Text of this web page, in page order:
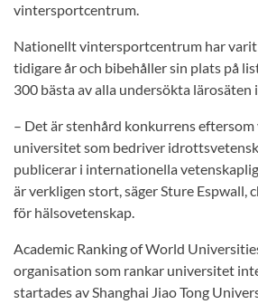
vintersportcentrum.
Nationellt vintersportcentrum har varit
tidigare år och bibehåller sin plats på
300 bästa av alla undersökta lärosäten
– Det är stenhård konkurrens eftersom
universitet som bedriver
publicerar i internationella
är verkligen stort, säger Sture Espwall,
för hälsovetenskap.
Academic Ranking of World
organisation som rankar universitet
startades av Shanghai Jiao Tong